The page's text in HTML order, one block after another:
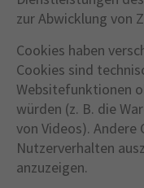
zur Abwicklung von
Cookies haben
Cookies sind
Websitefunktionen
würden (z. B. die
von Videos). Andere
Nutzerverhalten
anzuzeigen.